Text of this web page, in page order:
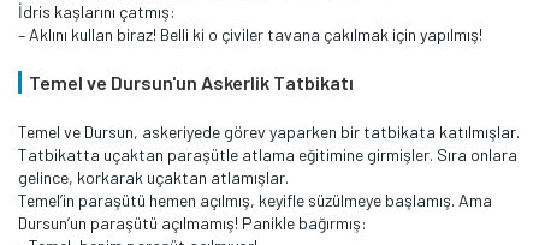
İdris kaşlarını çatmış:
– Aklını kullan biraz! Belli ki o çiviler tavana çakılmak için yapılmış!
Temel ve Dursun'un Askerlik Tatbikatı
Temel ve Dursun, askeriyede görev yaparken bir tatbikata katılmışlar.
Tatbikatta uçaktan paraşütle atlama eğitimine girmişler. Sıra onlara
gelince, korkarak uçaktan atlamışlar.
Temel’in paraşütü hemen açılmış, keyifle süzülmeye başlamış. Ama
Dursun’un paraşütü açılmamış! Panikle bağırmış: